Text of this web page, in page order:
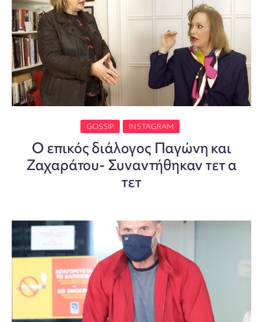
GOSSIP INSTAGRAM
Ο επικός διάλογος Παγώνη και
Ζαχαράτου- Συναντήθηκαν τετ α
τετ